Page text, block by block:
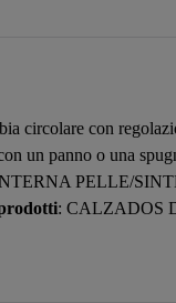
circolare con
un panno o una
PELLE/
: CALZADOS